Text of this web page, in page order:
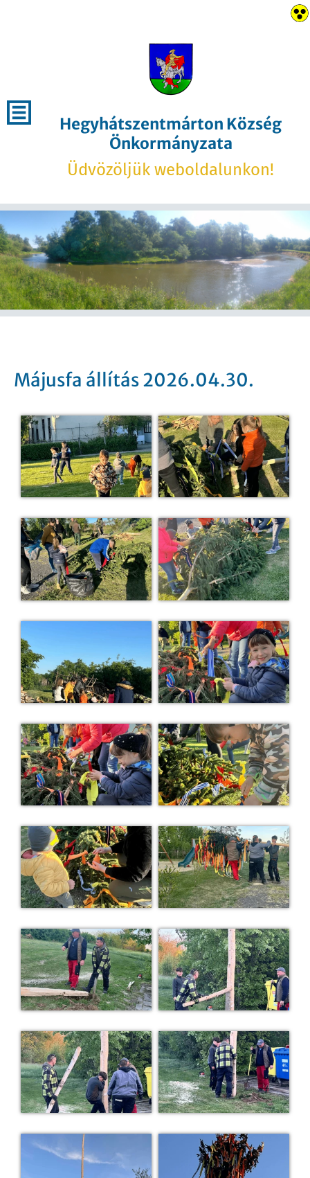
Hegyhátszentmárton Község
Önkormányzata
Üdvözöljük weboldalunkon!
Májusfa állítás 2026.04.30.